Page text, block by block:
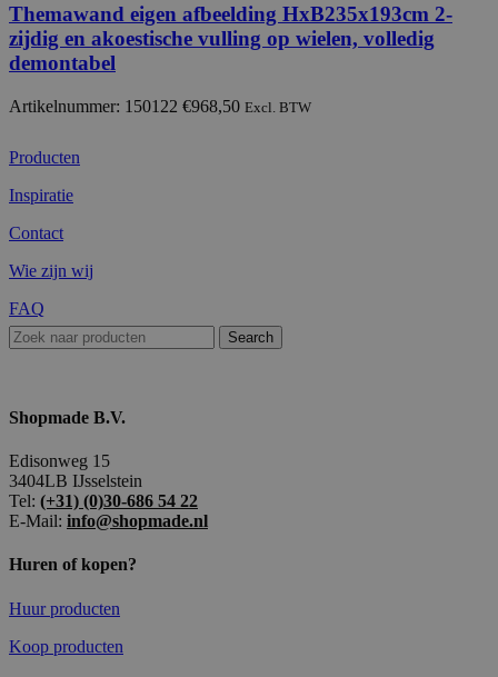
Themawand eigen afbeelding HxB235x193cm 2-
zijdig en akoestische vulling op wielen, volledig
demontabel
Artikelnummer: 150122 €968,50 Excl. BTW
Producten
Inspiratie
Contact
Wie zijn wij
FAQ
Search
Shopmade B.V.
Edisonweg 15
3404LB IJsselstein
Tel: (+31) (0)30-686 54 22
E-Mail: info@shopmade.nl
Huren of kopen?
Huur producten
Koop producten